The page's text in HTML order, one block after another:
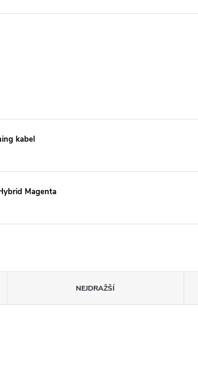
kabel
Magenta
NEJDRAŽŠÍ